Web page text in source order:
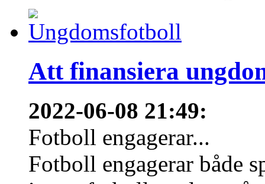
Att finansiera
2022-06-08 21:49:
Fotboll engagerar...
Fotboll engagerar både